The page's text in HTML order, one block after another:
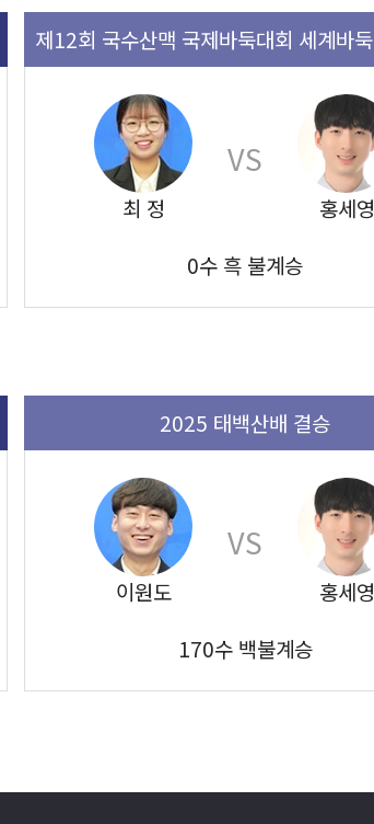
최 정
VS
홍세영
0수 흑 불계승
2025 태백산배 결승
이원도
VS
홍세영
170수 백불계승